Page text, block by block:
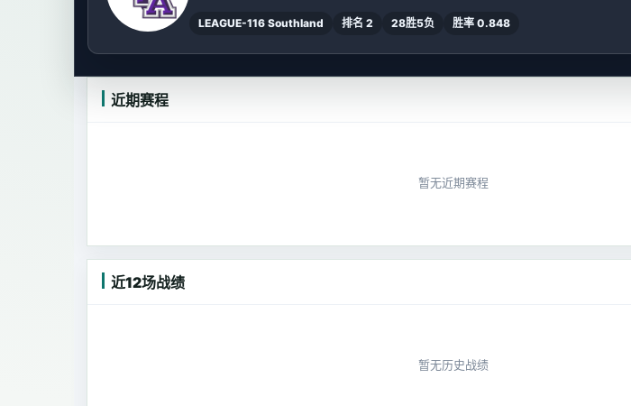
LEAGUE-116 Southland 排名 2 28胜5负 胜率 0.848
近期赛程
暂无近期赛程
近12场战绩
暂无历史战绩